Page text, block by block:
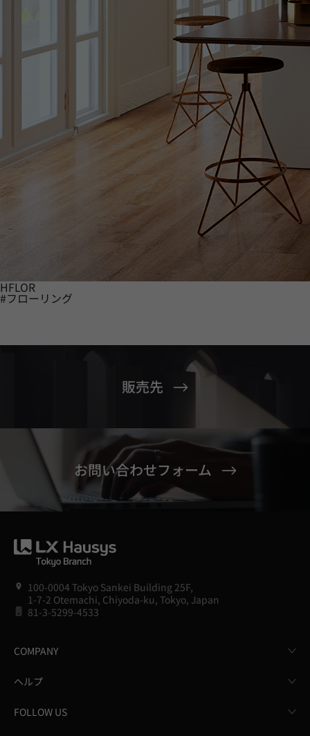
HFLOR
#フローリング
販売先
お問い合わせフォーム
100-0004 Tokyo Sankei Building 25F,
1-7-2 Otemachi, Chiyoda-ku, Tokyo, Japan
81-3-5299-4533
COMPANY
ヘルプ
FOLLOW US